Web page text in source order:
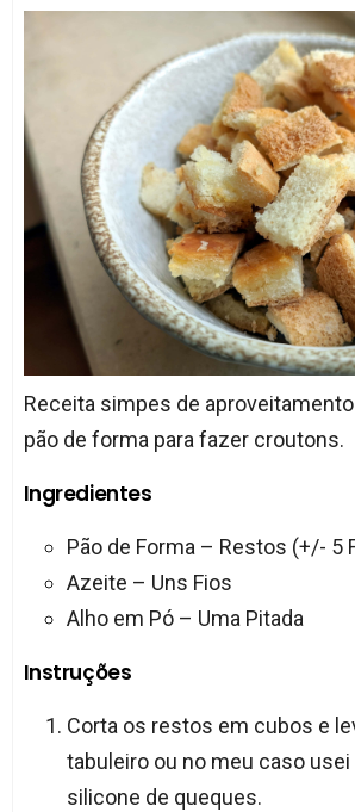
Receita simpes de
pão de forma para fazer croutons.
Ingredientes
Pão de Forma – Restos (+/- 5
Azeite – Uns Fios
Alho em Pó – Uma Pitada
Instruções
Corta os restos em cubos e
tabuleiro ou no meu caso
silicone de queques.